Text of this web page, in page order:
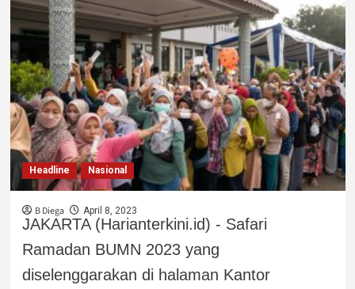
Headline Nasional
B Diega April 8, 2023
JAKARTA (Harianterkini.id) - Safari
Ramadan BUMN 2023 yang
diselenggarakan di halaman Kantor